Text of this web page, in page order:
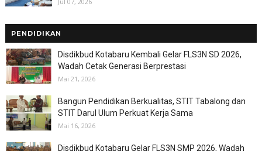
PENDIDIKAN
Disdikbud Kotabaru Kembali Gelar FLS3N SD 2026,
Wadah Cetak Generasi Berprestasi
Mai 21, 2026
Bangun Pendidikan Berkualitas, STIT Tabalong dan
STIT Darul Ulum Perkuat Kerja Sama
Mai 16, 2026
Disdikbud Kotabaru Gelar FLS3N SMP 2026, Wadah